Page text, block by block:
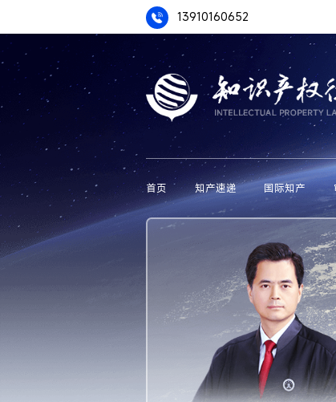
13910160652
首页 知产速递 国际知产